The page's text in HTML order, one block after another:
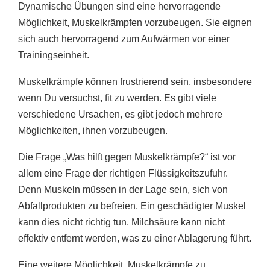
Dynamische Übungen sind eine hervorragende
Möglichkeit, Muskelkrämpfen vorzubeugen. Sie eignen
sich auch hervorragend zum Aufwärmen vor einer
Trainingseinheit.
Muskelkrämpfe können frustrierend sein, insbesondere
wenn Du versuchst, fit zu werden. Es gibt viele
verschiedene Ursachen, es gibt jedoch mehrere
Möglichkeiten, ihnen vorzubeugen.
Die Frage „Was hilft gegen Muskelkrämpfe?“ ist vor
allem eine Frage der richtigen Flüssigkeitszufuhr.
Denn Muskeln müssen in der Lage sein, sich von
Abfallprodukten zu befreien. Ein geschädigter Muskel
kann dies nicht richtig tun. Milchsäure kann nicht
effektiv entfernt werden, was zu einer Ablagerung führt.
Eine weitere Möglichkeit, Muskelkrämpfe zu